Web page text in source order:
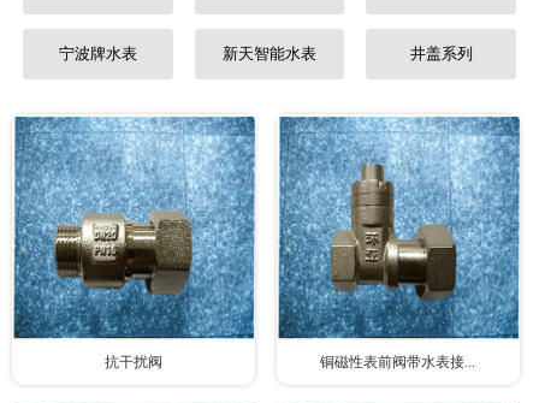
宁波牌水表 新天智能水表 井盖系列
抗干扰阀 铜磁性表前阀带水表接...
联系我们